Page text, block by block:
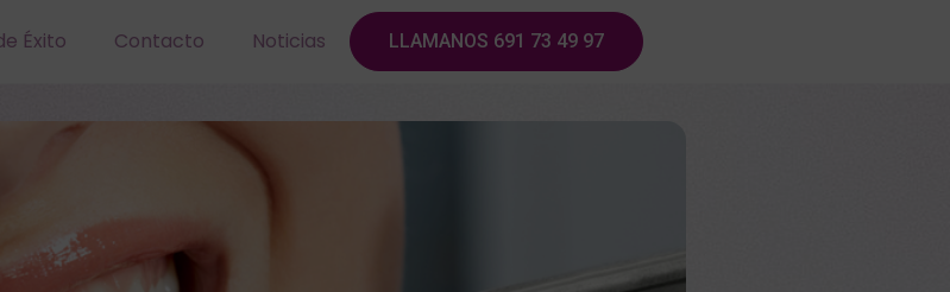
Éxito Contacto Noticias LLAMANOS 691 73 49 97